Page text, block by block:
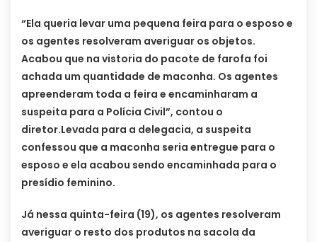
“Ela queria levar uma pequena feira para o esposo e
os agentes resolveram averiguar os objetos.
Acabou que na vistoria do pacote de farofa foi
achada um quantidade de maconha. Os agentes
apreenderam toda a feira e encaminharam a
suspeita para a Polícia Civil”, contou o
diretor.Levada para a delegacia, a suspeita
confessou que a maconha seria entregue para o
esposo e ela acabou sendo encaminhada para o
presídio feminino.
Já nessa quinta-feira (19), os agentes resolveram
averiguar o resto dos produtos na sacola da